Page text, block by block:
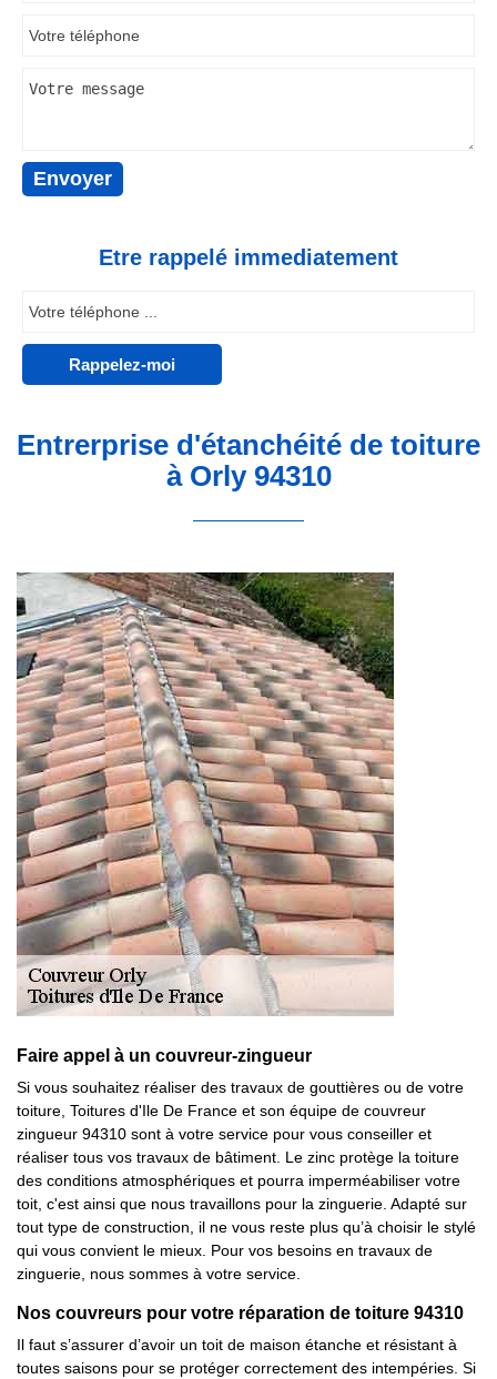
Etre rappelé immediatement
Entrerprise d'étanchéité de toiture
à Orly 94310
Faire appel à un couvreur-zingueur
Si vous souhaitez réaliser des travaux de gouttières ou de votre
toiture, Toitures d'Ile De France et son équipe de couvreur
zingueur 94310 sont à votre service pour vous conseiller et
réaliser tous vos travaux de bâtiment. Le zinc protège la toiture
des conditions atmosphériques et pourra imperméabiliser votre
toit, c'est ainsi que nous travaillons pour la zinguerie. Adapté sur
tout type de construction, il ne vous reste plus qu’à choisir le stylé
qui vous convient le mieux. Pour vos besoins en travaux de
zinguerie, nous sommes à votre service.
Nos couvreurs pour votre réparation de toiture 94310
Il faut s’assurer d’avoir un toit de maison étanche et résistant à
toutes saisons pour se protéger correctement des intempéries. Si